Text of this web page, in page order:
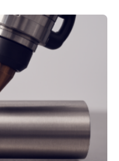
Die Anordnung kann
so mehr Kontrolle
Die ebenfalls neue
dazu, die Software
Messe FACHPACK